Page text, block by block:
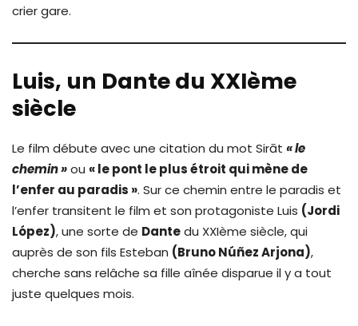
crier gare.
Luis, un Dante du XXIème
siècle
Le film débute avec une citation du mot Sirāt « le
chemin »ou « le pont le plus étroit qui mène de
l’enfer au paradis ». Sur ce chemin entre le paradis et
l’enfer transitent le film et son protagoniste Luis (Jordi
López), une sorte de Dantedu XXIème siècle, qui
auprès de son fils Esteban (Bruno Núñez Arjona),
cherche sans relâche sa fille aînée disparue il y a tout
juste quelques mois.